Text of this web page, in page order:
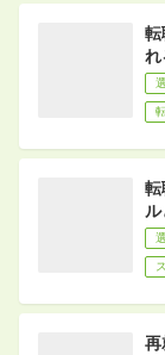
転
れ
転
再